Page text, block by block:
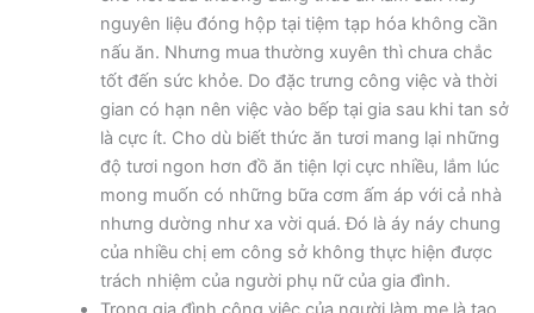
nguyên liệu đóng hộp tại tiệm tạp hóa không cần
nấu ăn. Nhưng mua thường xuyên thì chưa chắc
tốt đến sức khỏe. Do đặc trưng công việc và thời
gian có hạn nên việc vào bếp tại gia sau khi tan sở
là cực ít. Cho dù biết thức ăn tươi mang lại những
độ tươi ngon hơn đồ ăn tiện lợi cực nhiều, lắm lúc
mong muốn có những bữa cơm ấm áp với cả nhà
nhưng dường như xa vời quá. Đó là áy náy chung
của nhiều chị em công sở không thực hiện được
trách nhiệm của người phụ nữ của gia đình.